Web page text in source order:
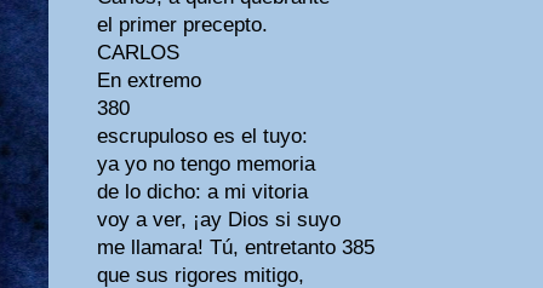
el primer precepto.
CARLOS
En extremo
380
escrupuloso es el tuyo:
ya yo no tengo memoria
de lo dicho: a mi vitoria
voy a ver, ¡ay Dios si suyo
me llamara! Tú, entretanto 385
que sus rigores mitigo,